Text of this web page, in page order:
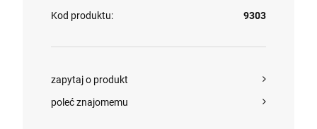
Kod produktu:
9303
zapytaj o produkt
poleć znajomemu